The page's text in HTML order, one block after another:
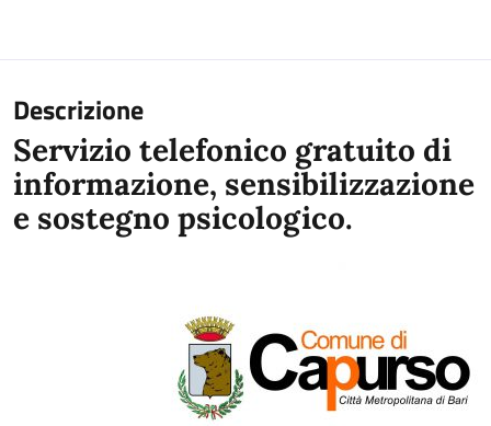
Descrizione
Servizio telefonico gratuito di
informazione, sensibilizzazione
e sostegno psicologico.